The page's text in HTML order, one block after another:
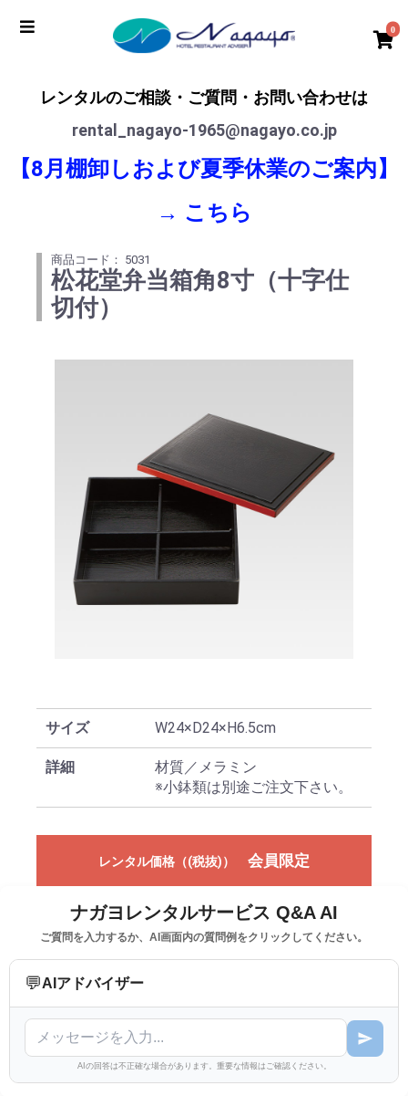
0
レンタルのご相談・ご質問・お問い合わせは
rental_nagayo-1965@nagayo.co.jp
【8月棚卸しおよび夏季休業のご案内】
→ こちら
商品コード： 5031
松花堂弁当箱角8寸（十字仕
切付）
サイズ W24×D24×H6.5cm
詳細
材質／メラミン
※小鉢類は別途ご注文下さい。
レンタル価格（(税抜)） 会員限定
ナガヨレンタルサービス Q&A AI
ご質問を入力するか、AI画面内の質問例をクリックしてください。
💬AIアドバイザー
AIの回答は不正確な場合があります。重要な情報はご確認ください。